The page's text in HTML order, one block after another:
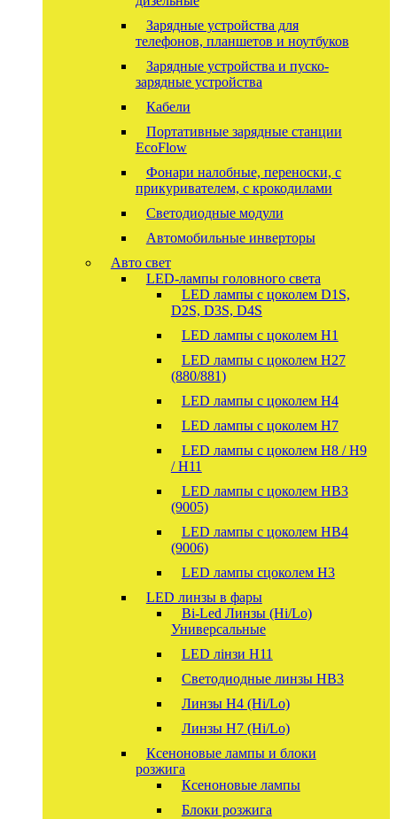
Зарядные устройства для
телефонов, планшетов и ноутбуков
Зарядные устройства и пуско-
зарядные устройства
Кабели
Портативные зарядные станции
EcoFlow
Фонари налобные, переноски, с
прикуривателем, с крокодилами
Светодиодные модули
Автомобильные инверторы
Авто свет
LED-лампы головного света
LED лампы с цоколем D1S,
D2S, D3S, D4S
LED лампы с цоколем H1
LED лампы с цоколем H27
(880/881)
LED лампы с цоколем H4
LED лампы с цоколем H7
LED лампы с цоколем H8 / H9
/ H11
LED лампы с цоколем HB3
(9005)
LED лампы с цоколем HB4
(9006)
LED лампы сцоколем H3
LED линзы в фары
Bi-Led Линзы (Hi/Lo)
Универсальные
LED лінзи H11
Светодиодные линзы HB3
Линзы Н4 (Hi/Lo)
Линзы Н7 (Hi/Lo)
Ксеноновые лампы и блоки
розжига
Ксеноновые лампы
Блоки розжига